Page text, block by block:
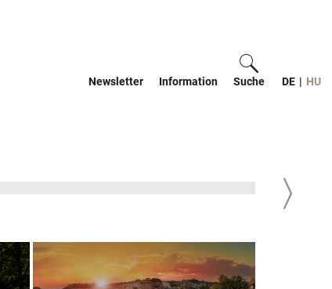
Newsletter Information Sucheein-/DE | HU
Weiter